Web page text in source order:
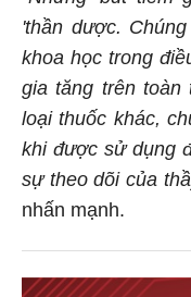
'thần dược.
khoa học trong
gia tăng trên toàn
loại thuốc khác,
khi được sử dụng
sự theo dõi của
nhấn mạnh.